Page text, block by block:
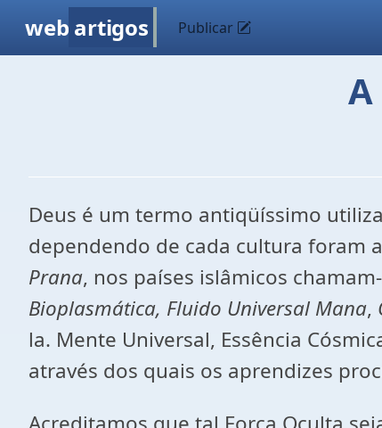
web artigos Publicar
Deus é um termo antiqüíssimo
dependendo de cada cultura foram
Prana, nos países islâmicos
Bioplasmática, Fluido Universal Mana,
la. Mente Universal, Essência
através dos quais os aprendizes